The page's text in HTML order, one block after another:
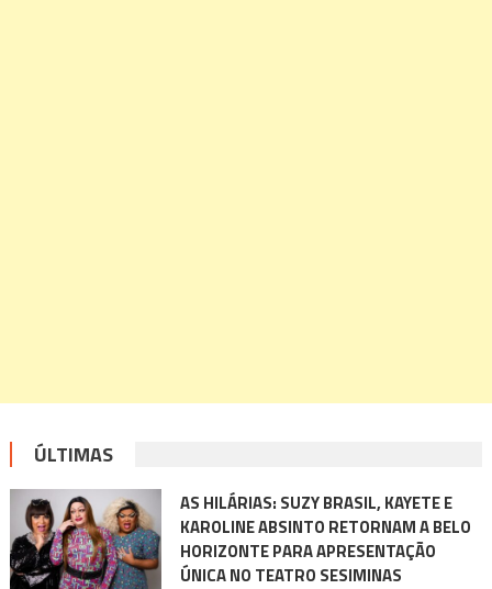
ÚLTIMAS
AS HILÁRIAS: SUZY BRASIL, KAYETE E
KAROLINE ABSINTO RETORNAM A BELO
HORIZONTE PARA APRESENTAÇÃO
ÚNICA NO TEATRO SESIMINAS